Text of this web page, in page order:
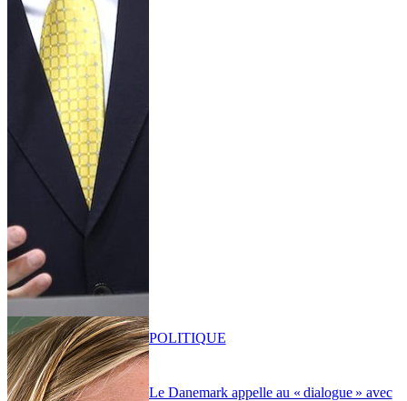
Le Danemark appelle au « dialogue » avec
POLITIQUE